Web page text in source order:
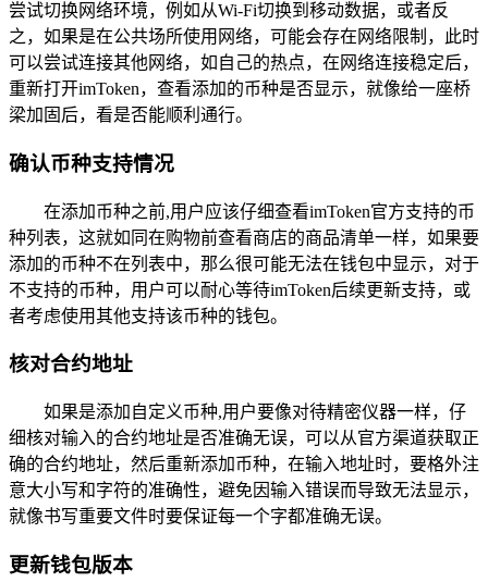
尝试切换网络环境，例如从Wi-Fi切换到移动数据，或者反
之，如果是在公共场所使用网络，可能会存在网络限制，此时
可以尝试连接其他网络，如自己的热点，在网络连接稳定后，
重新打开imToken，查看添加的币种是否显示，就像给一座桥
梁加固后，看是否能顺利通行。
确认币种支持情况
在添加币种之前,用户应该仔细查看imToken官方支持的币
种列表，这就如同在购物前查看商店的商品清单一样，如果要
添加的币种不在列表中，那么很可能无法在钱包中显示，对于
不支持的币种，用户可以耐心等待imToken后续更新支持，或
者考虑使用其他支持该币种的钱包。
核对合约地址
如果是添加自定义币种,用户要像对待精密仪器一样，仔
细核对输入的合约地址是否准确无误，可以从官方渠道获取正
确的合约地址，然后重新添加币种，在输入地址时，要格外注
意大小写和字符的准确性，避免因输入错误而导致无法显示，
就像书写重要文件时要保证每一个字都准确无误。
更新钱包版本